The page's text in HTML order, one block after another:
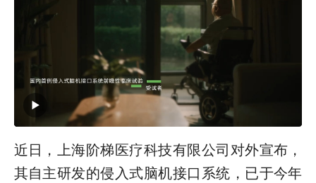
近日，上海阶梯医疗科技有限公司对外宣布，
其自主研发的侵入式脑机接口系统，已于今年